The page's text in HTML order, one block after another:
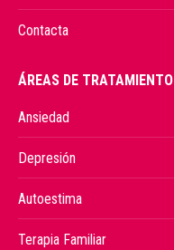
Contacta
ÁREAS DE TRATAMIENTO
Ansiedad
Depresión
Autoestima
Terapia Familiar